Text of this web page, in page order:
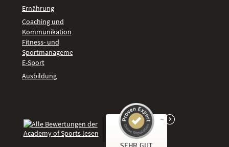
Ernährung
Coaching und
Kommunikation
Fitness- und
Sportmanagement
E-Sport
Ausbildung
SEHR GUT
Kundenbewertungen und Erfahrungen zu
Academy of Sports